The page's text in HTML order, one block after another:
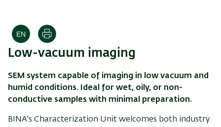
הדפסה
Low-vacuum imaging
SEM system capable of imaging in low vacuum and
humid conditions. Ideal for wet, oily, or non-
conductive samples with minimal preparation.
BINA's Characterization Unit welcomes both industry